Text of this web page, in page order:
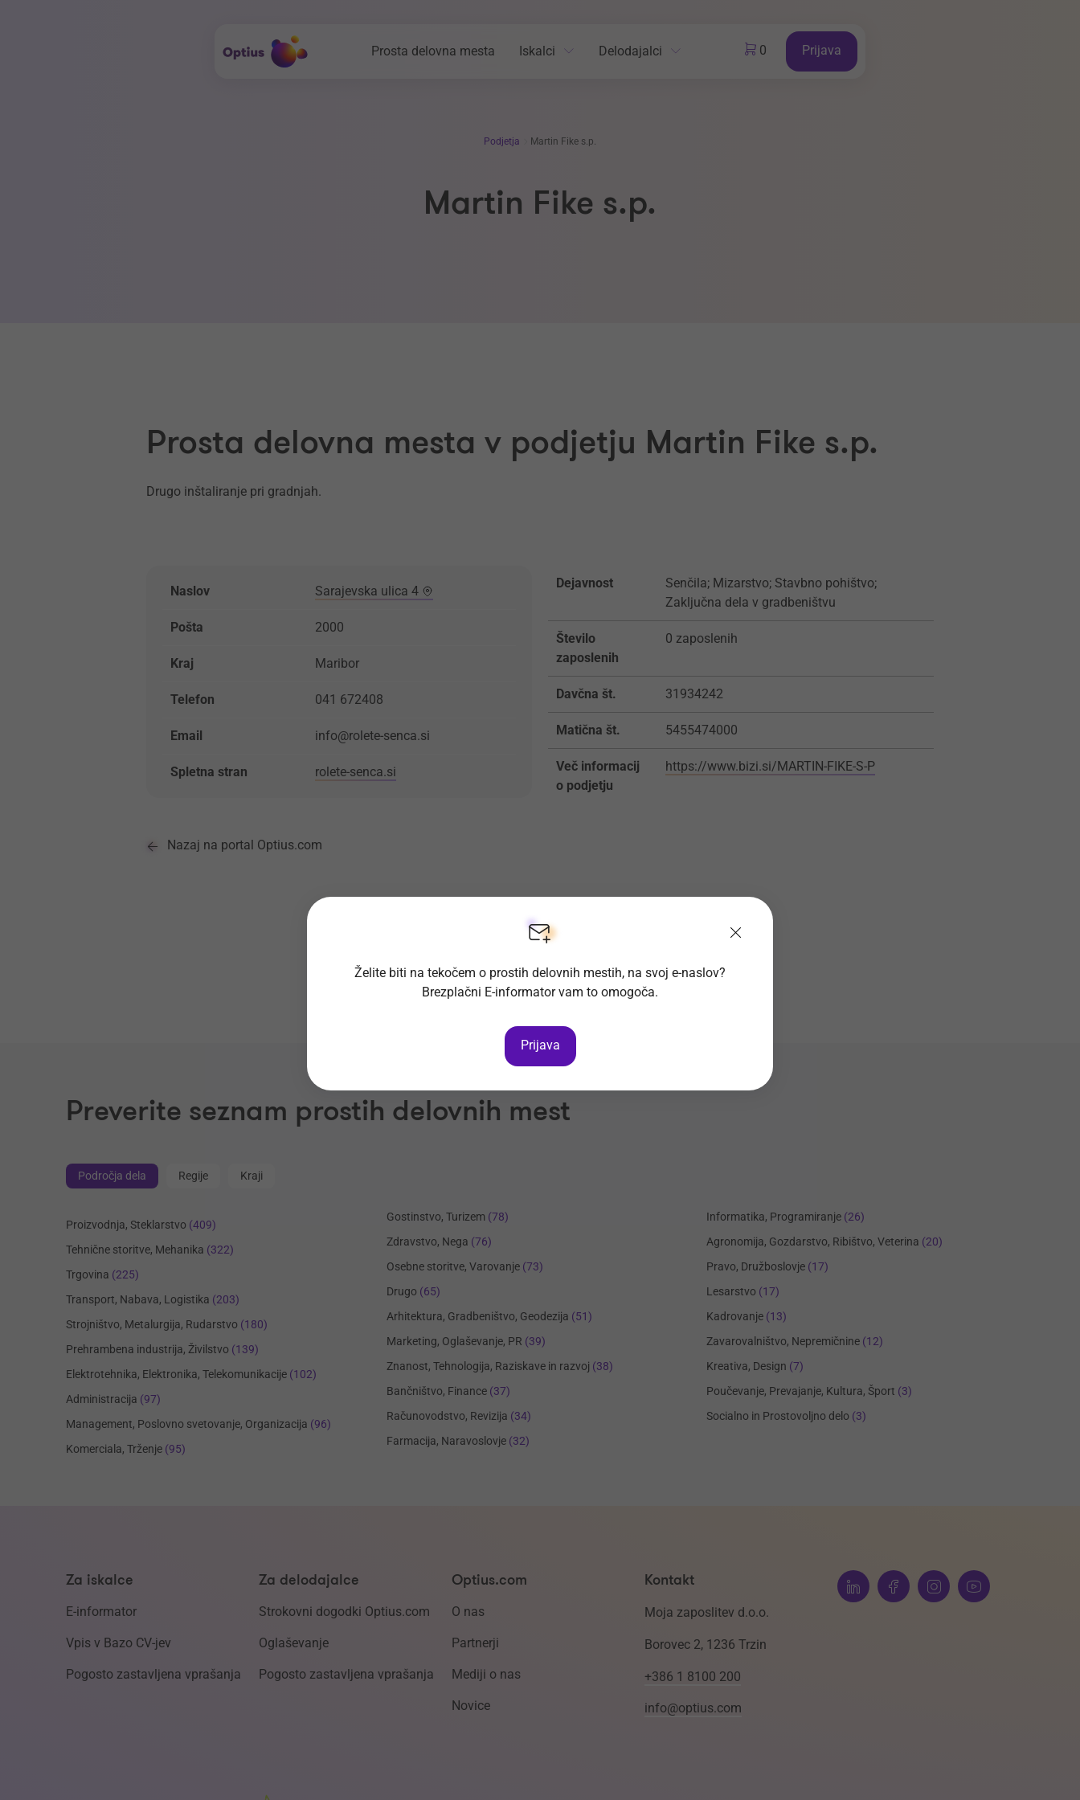
Prosta delovna mesta Iskalci Delodajalci 0 Prijava
Podjetja Martin Fike s.p.
Martin Fike s.p.
Prosta delovna mesta v podjetju Martin Fike s.p.
Drugo inštaliranje pri gradnjah.
Naslov Sarajevska ulica 4
Pošta 2000
Kraj Maribor
Telefon 041 672408
Email info@rolete-senca.si
Spletna stran rolete-senca.si
Dejavnost
Senčila; Mizarstvo; Stavbno pohištvo;
Zaključna dela v gradbeništvu
Število
zaposlenih
0 zaposlenih
Davčna št. 31934242
Matična št. 5455474000
Več informacij
o podjetju
https://www.bizi.si/MARTIN-FIKE-S-P
Nazaj na portal Optius.com
Preverite seznam prostih delovnih mest
Področja dela Regije Kraji
Proizvodnja, Steklarstvo (409)
Tehnične storitve, Mehanika (322)
Trgovina (225)
Transport, Nabava, Logistika (203)
Strojništvo, Metalurgija, Rudarstvo (180)
Prehrambena industrija, Živilstvo (139)
Elektrotehnika, Elektronika, Telekomunikacije (102)
Administracija (97)
Management, Poslovno svetovanje, Organizacija (96)
Komerciala, Trženje (95)
Gostinstvo, Turizem (78)
Zdravstvo, Nega (76)
Osebne storitve, Varovanje (73)
Drugo (65)
Arhitektura, Gradbeništvo, Geodezija (51)
Marketing, Oglaševanje, PR (39)
Znanost, Tehnologija, Raziskave in razvoj (38)
Bančništvo, Finance (37)
Računovodstvo, Revizija (34)
Farmacija, Naravoslovje (32)
Informatika, Programiranje (26)
Agronomija, Gozdarstvo, Ribištvo, Veterina (20)
Pravo, Družboslovje (17)
Lesarstvo (17)
Kadrovanje (13)
Zavarovalništvo, Nepremičnine (12)
Kreativa, Design (7)
Poučevanje, Prevajanje, Kultura, Šport (3)
Socialno in Prostovoljno delo (3)
Za iskalce
E-informator
Vpis v Bazo CV-jev
Pogosto zastavljena vprašanja
Za delodajalce
Strokovni dogodki Optius.com
Oglaševanje
Pogosto zastavljena vprašanja
Optius.com
O nas
Partnerji
Mediji o nas
Novice
Kontakt
Moja zaposlitev d.o.o.
Borovec 2, 1236 Trzin
+386 1 8100 200
info@optius.com
Želite biti na tekočem o prostih delovnih mestih, na svoj e-naslov?
Brezplačni E-informator vam to omogoča.
Prijava